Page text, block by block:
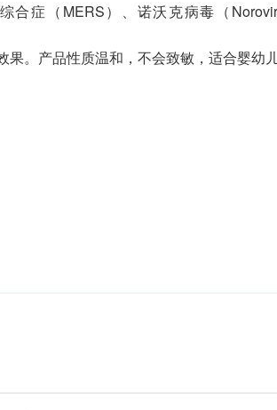
症（MERS）、诺沃克病毒（
。产品性质温和，不会致敏，适合婴幼